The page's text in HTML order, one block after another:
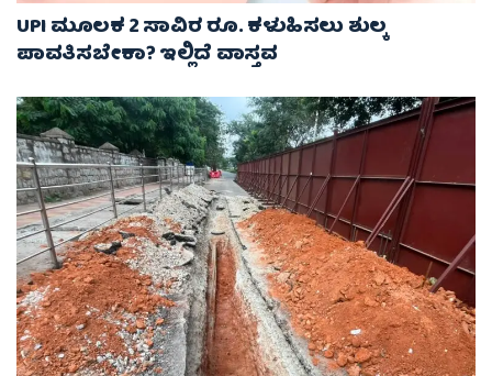
UPI ಮೂಲಕ 2 ಸಾವಿರ ರೂ. ಕಳುಹಿಸಲು ಶುಲ್ಕ
ಪಾವತಿಸಬೇಕಾ? ಇಲ್ಲಿದೆ ವಾಸ್ತವ